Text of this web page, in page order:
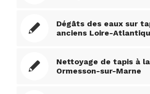
Dégâts des eaux sur
anciens Loire-
Nettoyage de tapis à
Ormesson-sur-Marne